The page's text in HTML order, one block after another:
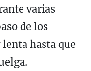
varias
de los
hasta que